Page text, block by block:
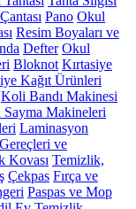
Pano Okul
Resim Boyaları ve
Defter Okul
Bloknot Kırtasiye
Kağıt Ürünleri
Koli Bandı Makinesi
Sayma Makineleri
Laminasyon
ve
Kovası Temizlik,
Çekpas Fırça ve
Paspas ve Mop